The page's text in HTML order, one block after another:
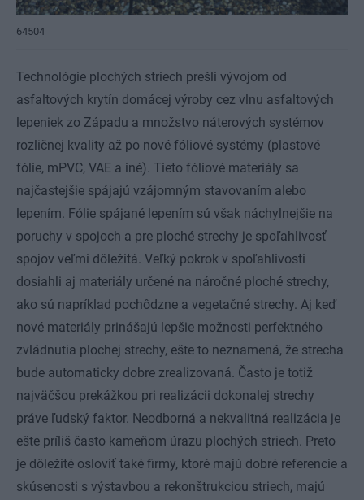
64504
Technológie plochých striech prešli vývojom od
asfaltových krytín domácej výroby cez vlnu asfaltových
lepeniek zo Západu a množstvo náterových systémov
rozličnej kvality až po nové fóliové systémy (plastové
fólie, mPVC, VAE a iné). Tieto fóliové materiály sa
najčastejšie spájajú vzájomným stavovaním alebo
lepením. Fólie spájané lepením sú však náchylnejšie na
poruchy v spojoch a pre ploché strechy je spoľahlivosť
spojov veľmi dôležitá. Veľký pokrok v spoľahlivosti
dosiahli aj materiály určené na náročné ploché strechy,
ako sú napríklad pochôdzne a vegetačné strechy. Aj keď
nové materiály prinášajú lepšie možnosti perfektného
zvládnutia plochej strechy, ešte to neznamená, že strecha
bude automaticky dobre zrealizovaná. Často je totiž
najväčšou prekážkou pri realizácii dokonalej strechy
práve ľudský faktor. Neodborná a nekvalitná realizácia je
ešte príliš často kameňom úrazu plochých striech. Preto
je dôležité osloviť také firmy, ktoré majú dobré referencie a
skúsenosti s výstavbou a rekonštrukciou striech, majú